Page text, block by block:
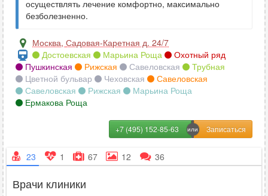
осуществлять лечение комфортно, максимально
безболезненно.
Москва, Садовая-Каретная д. 24/7
Достоевская
Марьина Роща
Охотный ряд
Пушкинская
Рижская Савеловская
Трубная
Цветной бульвар
Чеховская
Савеловская
Савеловская
Рижская
Марьина Роща
Ермакова Роща
+7 (495) 152-85-63
23 1 67 12 36
Врачи клиники